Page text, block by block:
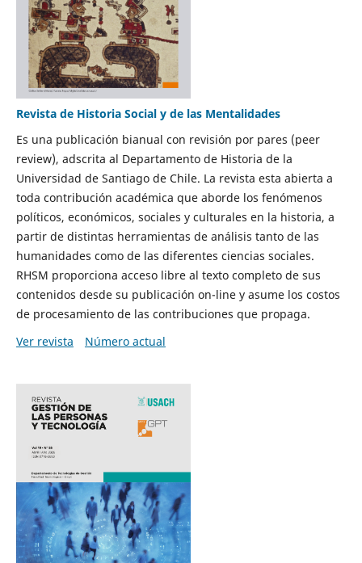
Revista de Historia Social y de las Mentalidades
Es una publicación bianual con revisión por pares (peer
review), adscrita al Departamento de Historia de la
Universidad de Santiago de Chile. La revista esta abierta a
toda contribución académica que aborde los fenómenos
políticos, económicos, sociales y culturales en la historia, a
partir de distintas herramientas de análisis tanto de las
humanidades como de las diferentes ciencias sociales.
RHSM proporciona acceso libre al texto completo de sus
contenidos desde su publicación on-line y asume los costos
de procesamiento de las contribuciones que propaga.
Ver revista
Número actual